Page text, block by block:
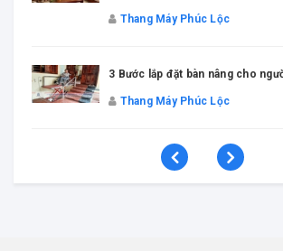
Thang Máy Phúc Lộc
3 Bước lắp đặt bàn nâng cho
Thang Máy Phúc Lộc